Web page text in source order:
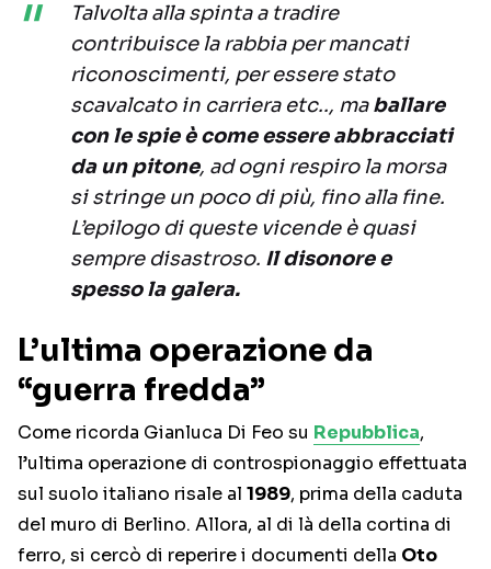
Talvolta alla spinta a tradire
contribuisce la rabbia per mancati
riconoscimenti, per essere stato
scavalcato in carriera etc.., maballare
con le spie è come essere abbracciati
da un pitone, ad ogni respiro la morsa
si stringe un poco di più, fino alla fine.
L’epilogo di queste vicende è quasi
sempre disastroso. Il disonore e
spesso la galera.
L’ultima operazione da
“guerra fredda”
Come ricorda Gianluca Di Feo su Repubblica,
l’ultima operazione di controspionaggio effettuata
sul suolo italiano risale al 1989, prima della caduta
del muro di Berlino. Allora, al di là della cortina di
ferro, si cercò di reperire i documenti della Oto